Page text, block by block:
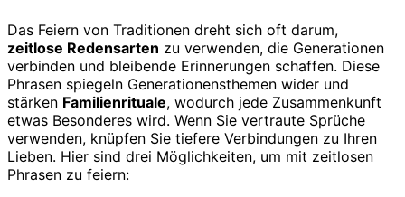
Das Feiern von Traditionen dreht sich oft darum,
zeitlose Redensarten zu verwenden, die Generationen
verbinden und bleibende Erinnerungen schaffen. Diese
Phrasen spiegeln Generationensthemen wider und
stärken Familienrituale, wodurch jede Zusammenkunft
etwas Besonderes wird. Wenn Sie vertraute Sprüche
verwenden, knüpfen Sie tiefere Verbindungen zu Ihren
Lieben. Hier sind drei Möglichkeiten, um mit zeitlosen
Phrasen zu feiern: